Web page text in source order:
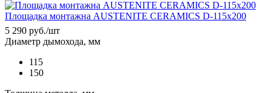
Площадка монтажна AUSTENITE CERAMICS D-115x200
5 290 руб./шт
Диаметр дымохода, мм
115
150